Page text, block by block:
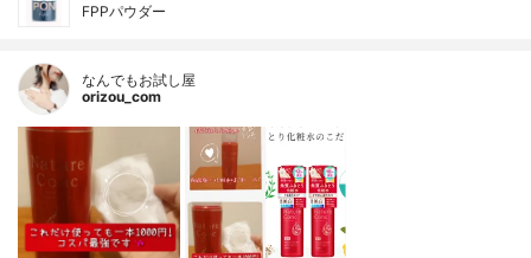
FPPパウダー
なんでもお試し屋
orizou_com